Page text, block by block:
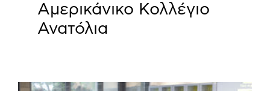
Αμερικάνικο Κολλέγιο
Ανατόλια